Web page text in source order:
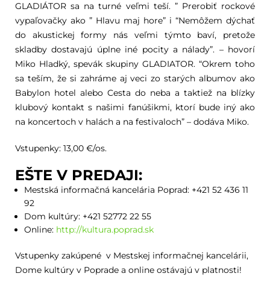
GLADIÁTOR sa na turné veľmi teší. ” Prerobiť rockové
vypaľovačky ako ” Hlavu maj hore” i “Nemôžem dýchať
do akustickej formy nás veľmi týmto baví, pretože
skladby dostavajú úplne iné pocity a nálady”. – hovorí
Miko Hladký, spevák skupiny GLADIATOR. “Okrem toho
sa teším, že si zahráme aj veci zo starých albumov ako
Babylon hotel alebo Cesta do neba a taktiež na blízky
klubový kontakt s našimi fanúšikmi, ktorí bude iný ako
na koncertoch v halách a na festivaloch” – dodáva Miko.
Vstupenky: 13,00 €/os.
EŠTE V PREDAJI:
Mestská informačná kancelária Poprad: +421 52 436 11
92
Dom kultúry: +421 52772 22 55
Online: http://kultura.poprad.sk
Vstupenky zakúpené v Mestskej informačnej kancelárii,
Dome kultúry v Poprade a online ostávajú v platnosti!